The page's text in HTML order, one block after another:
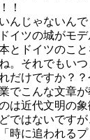
！
んじゃないん
イツの城がモ
とドイツのこ
。それでもい
だけですか？
でこんな文章
は近代文明の
ではないです
時に追われる